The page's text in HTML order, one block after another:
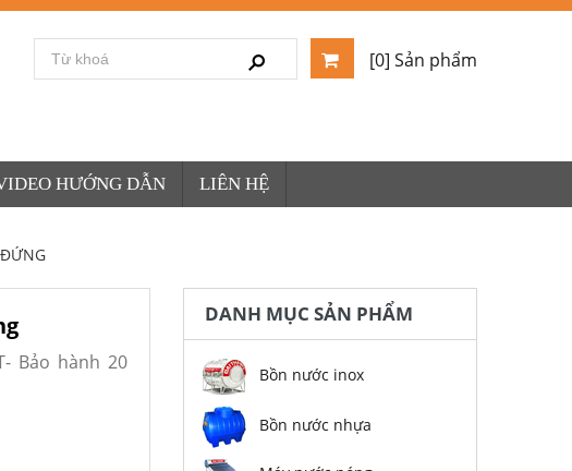
[0] Sản phẩm
HƯỚNG DẪN LIÊN HỆ
Bảo hành 20
DANH MỤC SẢN PHẨM
Bồn nước inox
Bồn nước nhựa